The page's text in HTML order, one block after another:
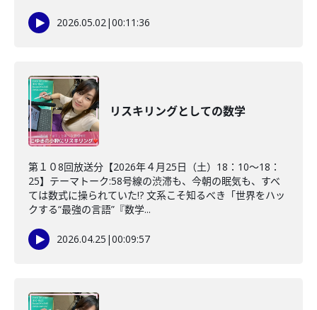
2026.05.02|00:11:36
リスキリングとしての数学
第１０8回放送分【2026年４月25日（土）18：10～18：
25】テーマトーク:58号線の渋滞も、今朝の眠気も、すべ
ては数式に操られていた!? 文系こそ知るべき「世界をハッ
クする“最強の言語”『数学...
2026.04.25 |00:09:57